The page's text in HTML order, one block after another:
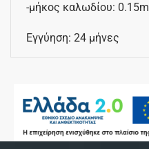
-μήκος καλωδίου: 0.15m
Εγγύηση: 24 μήνες